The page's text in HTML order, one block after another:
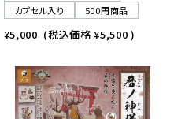
カプセル入り 500円商品
¥5,000 (税込価格¥5,500 )